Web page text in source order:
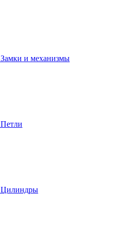
Замки и механизмы
Петли
Цилиндры